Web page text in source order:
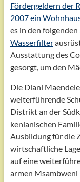
Fördergeldern der
2007 ein
es in den
Wasserfilter
Ausstattung des
gesorgt, um den
Die Diani
weiterführende
Distrikt an der
kenianischen
Ausbildung für die
wirtschaftliche
auf eine
armen